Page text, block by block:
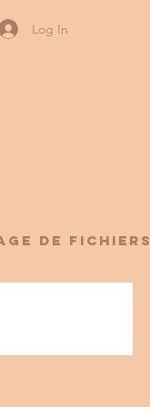
Log In
de fichiers